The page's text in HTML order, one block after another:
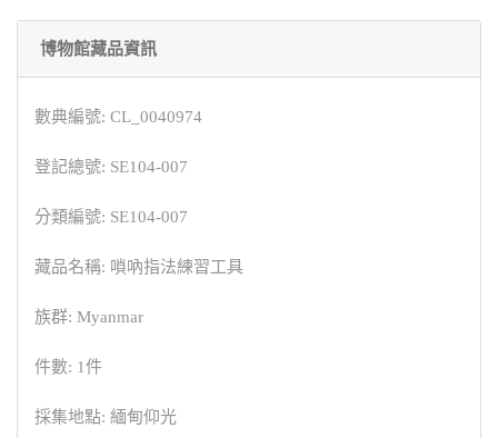
博物館藏品資訊
數典編號: CL_0040974
登記總號: SE104-007
分類編號: SE104-007
藏品名稱: 嗩吶指法練習工具
族群: Myanmar
件數: 1件
採集地點: 緬甸仰光